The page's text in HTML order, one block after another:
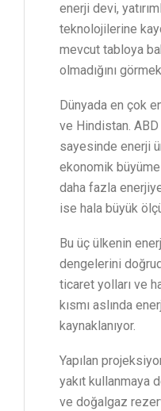
enerji devi,
teknolojilerine
mevcut tabloya
olmadığını
Dünyada en çok
ve Hindistan.
sayesinde enerji
ekonomik
daha fazla
ise hala büyük
Bu üç ülkenin
dengelerini
ticaret yolları ve
kısmı aslında
kaynaklanıyor.
Yapılan
yakıt kullanmaya
ve doğalgaz